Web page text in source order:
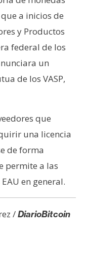
a inicios de
y Productos
federal de los
un
de los VASP,
que
una licencia
de forma
permite a las
en general.
/DiarioBitcoin